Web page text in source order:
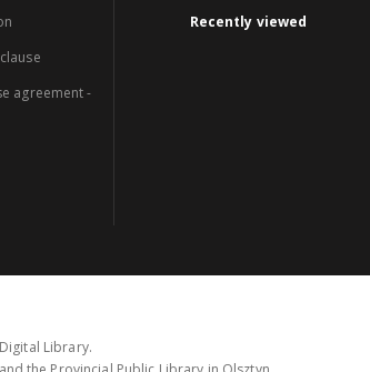
agreement -
Recently viewed
Library.